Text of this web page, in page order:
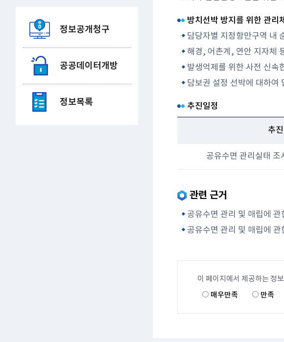
정보공개청구
공공데이터개방
정보목록
방치선박 방지를 위한 관리
담당자별 지정항만구역 내
해경, 어촌계, 연안 지자체
발생억제를 위한 사전 신속
담보권 설정 선박에 대하여
추진일정
추
공유수면 관리실태 조
관련 근거
공유수면 관리 및 매립에
공유수면 관리 및 매립에
이 페이지에서 제공하는 정
매우만족
만족